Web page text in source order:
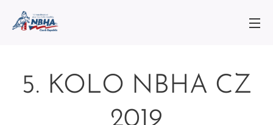
5. KOLO NBHA CZ